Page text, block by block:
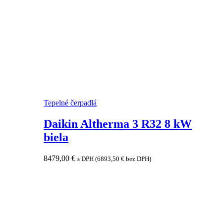
Tepelné čerpadlá
Daikin Altherma 3 R32 8 kW
biela
8479,00 € s DPH (6893,50 € bez DPH)